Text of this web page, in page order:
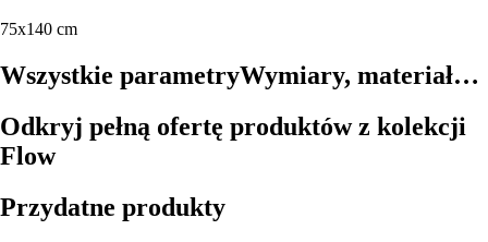
75x140 cm
Wszystkie parametryWymiary, materiał…
Odkryj pełną ofertę produktów z kolekcji
Flow
Przydatne produkty